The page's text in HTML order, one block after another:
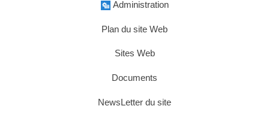
Administration
Plan du site Web
Sites Web
Documents
NewsLetter du site